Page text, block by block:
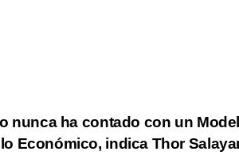
nunca ha contado con un
Económico, indica Thor